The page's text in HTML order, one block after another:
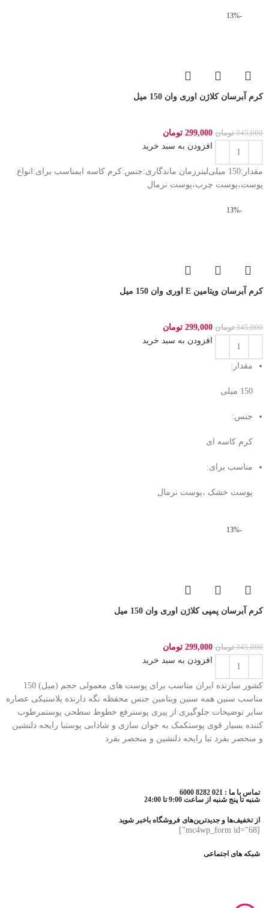
-13%
کرم آبرسان کلاژن اوری وان 150 میل
345,000 تومان 299,000 تومان
افزودن به سبد خرید
مقدار:150 میلی‌لیترزمان ماندگاری:جنس:کرم کاسه ایمناسب برای:انواع
پوست،پوست چرب،پوست نرمال
-13%
کرم آبرسان ویتامین E اوری وان 150 میل
345,000 تومان 299,000 تومان
افزودن به سبد خرید
مقدار:
150 میلی‌
جنس:
کرم کاسه ای
مناسب برای:
پوست خشک ،پوست نرمال
-13%
کرم آبرسان پمپی کلاژن اوری وان 150 میل
345,000 تومان 299,000 تومان
افزودن به سبد خرید
کشور سازنده ایران مناسب برای پوست های معمولی حجم (میل) 150
مناسب سنین همه سنین ویتامین جنس محفظه نگه دارنده پلاستیکی عصاره
سایر توضیحات جلوگیری از پیری پوسترفع خطوط سطحی پوستمرطوب
کننده بسیار قوی پوستکمک به جوان سازی و شادابی پوستبا رایحه دلنشین
و منحصر بفرد تبا رایحه دلنشین و منحصر بفرد
تماس با ما : 021 8282 6000
شنبه تا پنج شنبه از ساعت 9:00 تا 24:00
از تخفیف‌ها و جدیدترین‌های فروشگاه باخبر شوید
[mc4wp_form id="68"]
شبکه های اجتماعی